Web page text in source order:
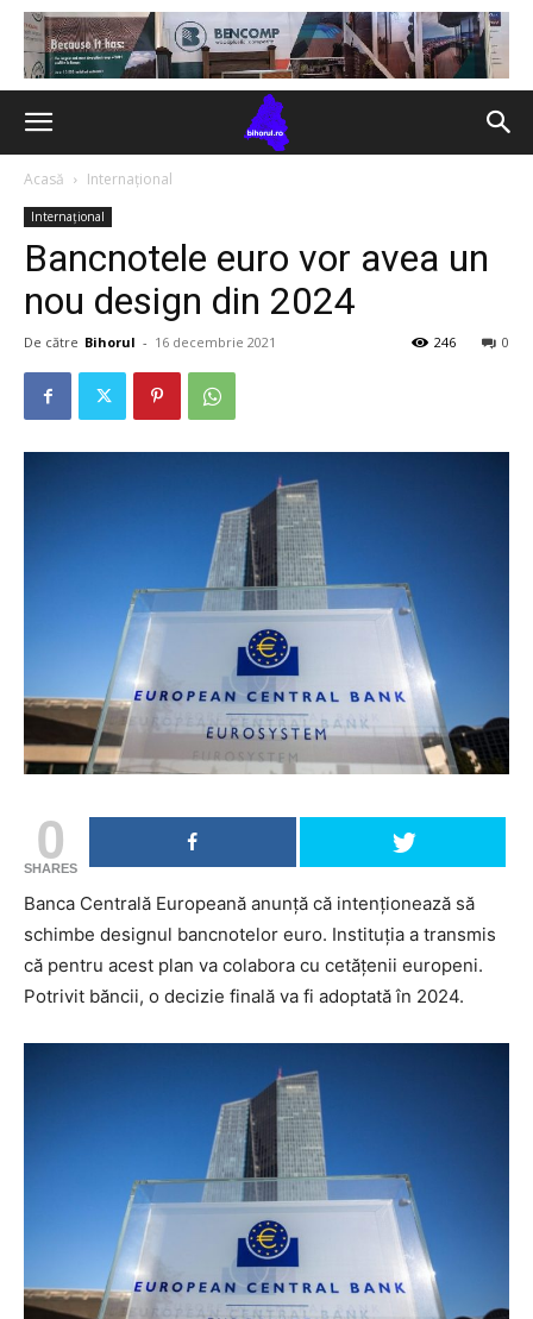
Acasă Internațional
Internațional
Bancnotele euro vor avea un
nou design din 2024
De către Bihorul - 16 decembrie 2021 0
246
0
SHARES
Banca Centrală Europeană anunță că intenționează să
schimbe designul bancnotelor euro. Instituția a transmis
că pentru acest plan va colabora cu cetățenii europeni.
Potrivit băncii, o decizie finală va fi adoptată în 2024.